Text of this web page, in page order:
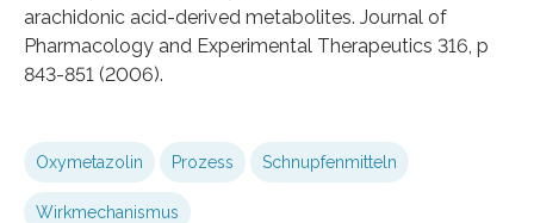
arachidonic acid-derived metabolites. Journal of
Pharmacology and Experimental Therapeutics 316, p
843-851 (2006).
Oxymetazolin Prozess Schnupfenmitteln
Wirkmechanismus